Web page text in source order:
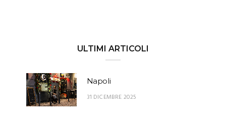
ULTIMI ARTICOLI
Napoli
31 DICEMBRE 2025